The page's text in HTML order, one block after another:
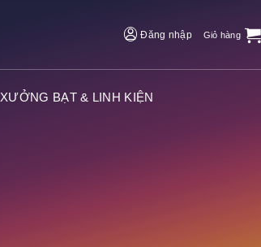
Đăng nhập Giỏ hàng
XƯỞNG BẠT & LINH KIỆN